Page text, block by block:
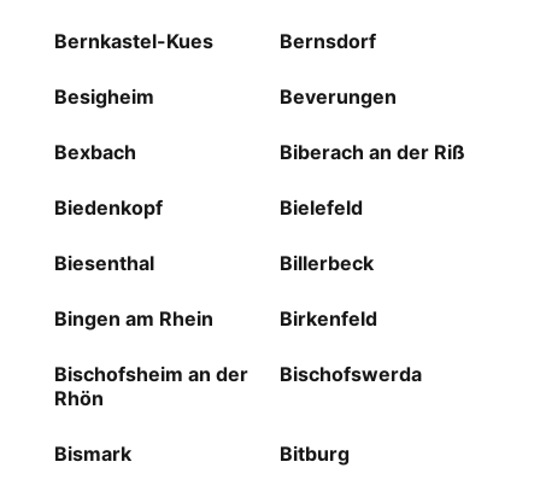
Bernkastel-Kues Bernsdorf
Besigheim Beverungen
Bexbach Biberach an der Riß
Biedenkopf Bielefeld
Biesenthal Billerbeck
Bingen am Rhein Birkenfeld
Bischofsheim an der
Rhön
Bischofswerda
Bismark Bitburg